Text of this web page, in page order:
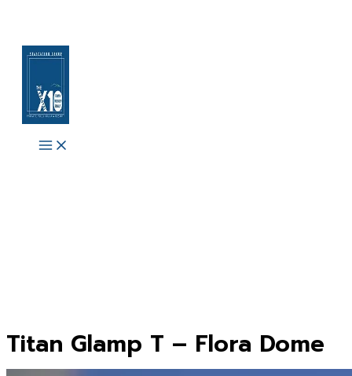
content
Main
Menu
Titan Glamp T – Flora Dome